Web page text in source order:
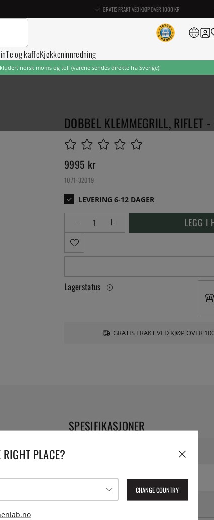
GRATIS FRAKT VED KJØP OVER 1000 KR
Te og kaffeKjøkkeninnredning
norsk moms og toll (varene sendes direkte fra Sverige).
DOBBEL KLEMMEGRILL, RIFLET -
9995 kr
1071-32019
LEGG I
Lagerstatus
GRATIS FRAKT VED KJØP OVER
300 °C
retter.
570
16 A
SPESIFIKASJONER
Lengde:
Vekt:
PLACE?
CHANGE COUNTRY